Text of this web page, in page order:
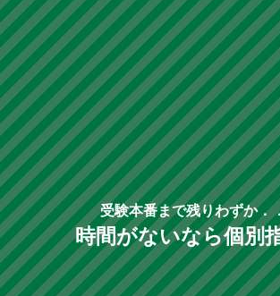
受験本番まで残りわずか．
時間がないなら個別